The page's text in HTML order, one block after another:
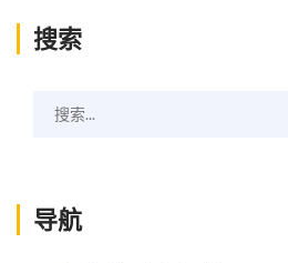
搜索
搜索...
导航